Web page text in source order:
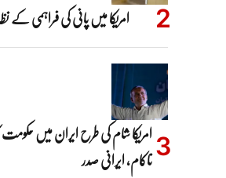
امریکا میں پانی کی فراہمی کے
امریکا شام کی طرح ایران میں حکومت
ناکام، ایرانی صدر